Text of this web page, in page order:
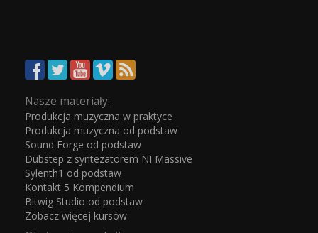
Nasze materiały:
Produkcja muzyczna w praktyce
Produkcja muzyczna od podstaw
Sound Forge od podstaw
Dubstep z syntezatorem NI Massive
Sylenth1 od podstaw
Kontakt 5 Kompendium
Bitwig Studio od podstaw
Zobacz więcej kursów